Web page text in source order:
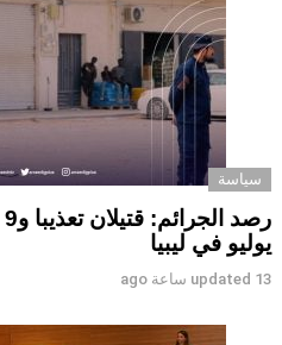
سياسة
يوليو في ليبيا
updated 13 ساعة ago